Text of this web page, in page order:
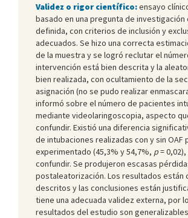
Validez o rigor científico:ensayo
basado en una pregunta de investigación
definida, con criterios de inclusión y
adecuados. Se hizo una correcta
de la muestra y se logró reclutar el
intervención está bien descrita y la
bien realizada, con ocultamiento de la
asignación (no se pudo realizar
informó sobre el número de pacientes
mediante videolaringoscopia, aspecto
confundir. Existió una diferencia
de intubaciones realizadas con y sin OAF
experimentado (45,3% y 54,7%, p=
confundir. Se produjeron escasas
postaleatorización. Los resultados están
descritos y las conclusiones están
tiene una adecuada validez externa, por
resultados del estudio son